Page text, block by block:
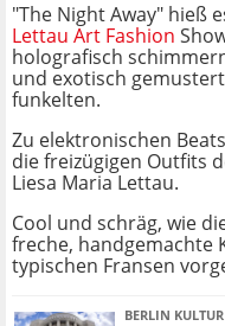
"The Night Away" hieß
Lettau Art Fashion
holografisch
und exotisch
funkelten.
Zu elektronischen
die freizügigen Outfits
Liesa Maria Lettau.
Cool und schräg, wie
freche, handgemachte
typischen Fransen
BERLIN